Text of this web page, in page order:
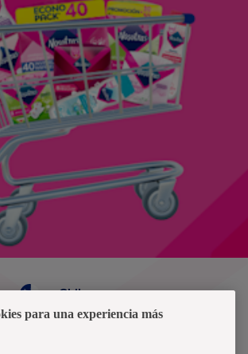
Chile
para una experiencia más